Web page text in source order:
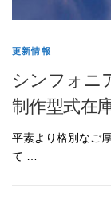
更新情報
シンフォニ
制作型式在
平素より格別なご
て …